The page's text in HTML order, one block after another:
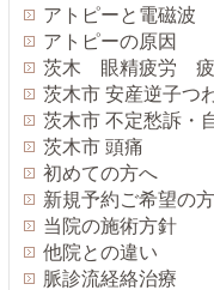
アトピーと電磁波
アトピーの原因
茨木 眼精疲労 疲
茨木市 安産逆子つ
茨木市 不定愁訴・
茨木市 頭痛
初めての方へ
新規予約ご希望の
当院の施術方針
他院との違い
脈診流経絡治療